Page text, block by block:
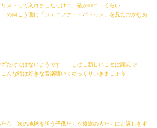
リストって入れましたっけ？ 確かロニーくらい
こう側に「ジェニファー・バトゥン」を見たのかなあ
だけではないようです しばし新しいことは謹んで
な時は好きな音楽聴いてゆっくりいきましょう
ら、次の地球を担う子供たちや後進の人たちにお返しをす